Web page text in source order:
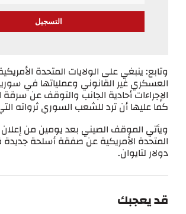
وتابع: ينبغي على الولايات المتحدة
العسكري غير القانوني وعملياتها في
الإجراءات أحادية الجانب والتوقف عن
كما عليها أن ترد للشعب السوري ثرواته
ويأتي الموقف الصيني بعد يومين من إعلان
دولار لتايوان.
قد يعجبك